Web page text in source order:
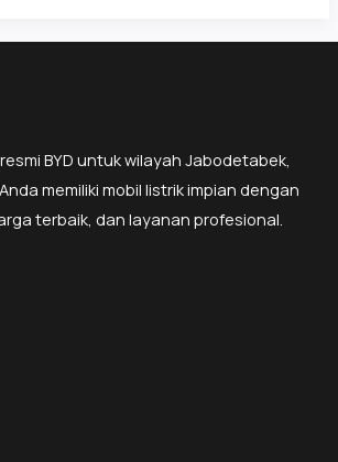
BYD untuk wilayah Jabodetabek,
memiliki mobil listrik impian dengan
terbaik, dan layanan profesional.